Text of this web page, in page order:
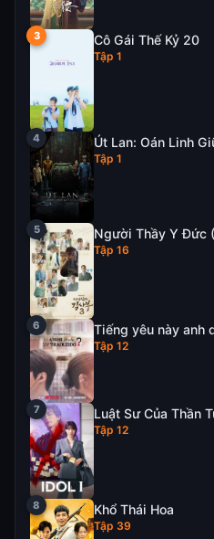
Cô Gái Thế Kỷ 20
Tập 1
Út Lan: Oán Linh
Tập 1
Người Thầy Y Đức
Tập 16
Tiếng yêu này anh
Tập 12
Luật Sư Của Thần
Tập 12
Khổ Thái Hoa
Tập 39